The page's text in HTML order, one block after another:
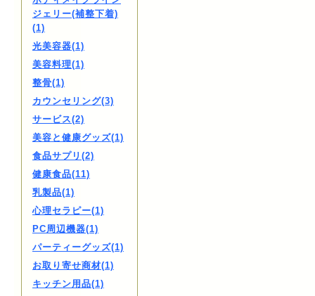
ジェリー(補整下着)
(1)
光美容器(1)
美容料理(1)
整骨(1)
カウンセリング(3)
サービス(2)
美容と健康グッズ(1)
食品サプリ(2)
健康食品(11)
乳製品(1)
心理セラピー(1)
PC周辺機器(1)
パーティーグッズ(1)
お取り寄せ商材(1)
キッチン用品(1)